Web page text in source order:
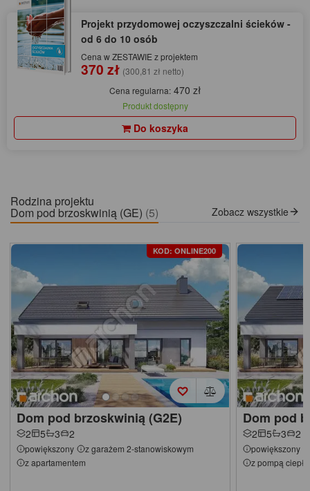
Projekt przydomowej oczyszczalni ścieków -
od 6 do 10 osób
Cena w ZESTAWIE z projektem
370 zł (300,81 zł netto)
Cena regularna: 470 zł
Produkt dostępny
Do koszyka
Rodzina projektu
Dom pod brzoskwinią (GE) (5) Zobacz wszystkie
KOD: ONLINE200
Dom pod brzoskwinią (G2E)
2 5 3 2
powiększony
z garażem 2-stanowiskowym
z apartamentem
Dom pod
2 5 3 2
powiększony
z pompą ciepła